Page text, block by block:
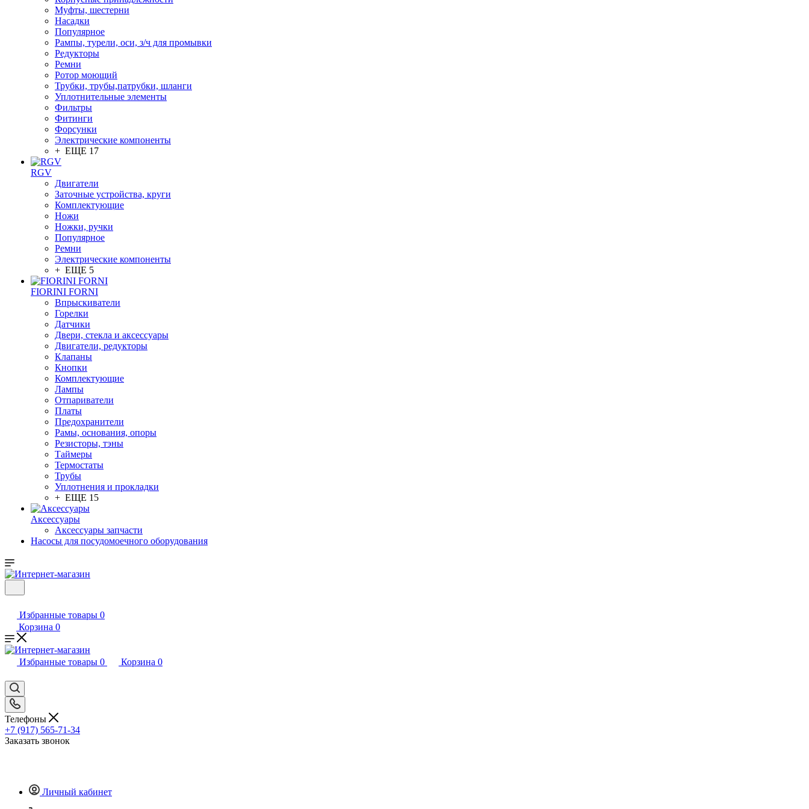
Муфты, шестерни
Насадки
Популярное
Рампы, турели, оси, з/ч для промывки
Редукторы
Ремни
Ротор моющий
Трубки, трубы,патрубки, шланги
Уплотнительные элементы
Фильтры
Фитинги
Форсунки
Электрические компоненты
+ ЕЩЕ 17
RGV
Двигатели
Заточные устройства, круги
Комплектующие
Ножи
Ножки, ручки
Популярное
Ремни
Электрические компоненты
+ ЕЩЕ 5
FIORINI FORNI
Впрыскиватели
Горелки
Датчики
Двери, стекла и аксессуары
Двигатели, редукторы
Клапаны
Кнопки
Комплектующие
Лампы
Отпариватели
Платы
Предохранители
Рамы, основания, опоры
Резисторы, тэны
Таймеры
Термостаты
Трубы
Уплотнения и прокладки
+ ЕЩЕ 15
Аксессуары
Аксессуары запчасти
Насосы для посудомоечного оборудования
Избранные товары 0
Корзина 0
Избранные товары 0 Корзина 0
Телефоны
+7 (917) 565-71-34
Заказать звонок
Личный кабинет